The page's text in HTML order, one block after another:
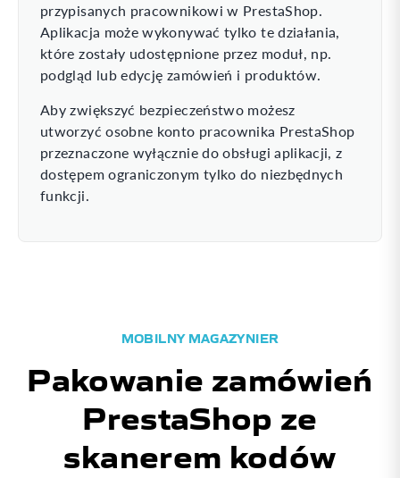
przypisanych pracownikowi w PrestaShop.
Aplikacja może wykonywać tylko te działania,
które zostały udostępnione przez moduł, np.
podgląd lub edycję zamówień i produktów.
Aby zwiększyć bezpieczeństwo możesz
utworzyć osobne konto pracownika PrestaShop
przeznaczone wyłącznie do obsługi aplikacji, z
dostępem ograniczonym tylko do niezbędnych
funkcji.
Pakowanie zamówień
PrestaShop ze
skanerem kodów
MOBILNY MAGAZYNIER